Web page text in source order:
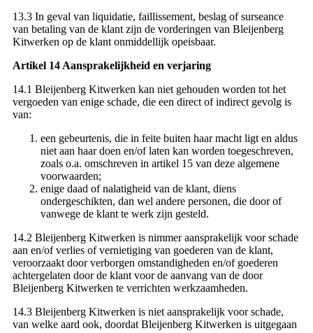
13.3 In geval van liquidatie, faillissement, beslag of surseance
van betaling van de klant zijn de vorderingen van Bleijenberg
Kitwerken op de klant onmiddellijk opeisbaar.
Artikel 14 Aansprakelijkheid en verjaring
14.1 Bleijenberg Kitwerken kan niet gehouden worden tot het
vergoeden van enige schade, die een direct of indirect gevolg is
van:
een gebeurtenis, die in feite buiten haar macht ligt en aldus
niet aan haar doen en/of laten kan worden toegeschreven,
zoals o.a. omschreven in artikel 15 van deze algemene
voorwaarden;
enige daad of nalatigheid van de klant, diens
ondergeschikten, dan wel andere personen, die door of
vanwege de klant te werk zijn gesteld.
14.2 Bleijenberg Kitwerken is nimmer aansprakelijk voor schade
aan en/of verlies of vernietiging van goederen van de klant,
veroorzaakt door verborgen omstandigheden en/of goederen
achtergelaten door de klant voor de aanvang van de door
Bleijenberg Kitwerken te verrichten werkzaamheden.
14.3 Bleijenberg Kitwerken is niet aansprakelijk voor schade,
van welke aard ook, doordat Bleijenberg Kitwerken is uitgegaan